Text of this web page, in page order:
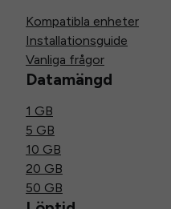
Kompatibla enheter
Installationsguide
Vanliga frågor
Datamängd
1 GB
5 GB
10 GB
20 GB
50 GB